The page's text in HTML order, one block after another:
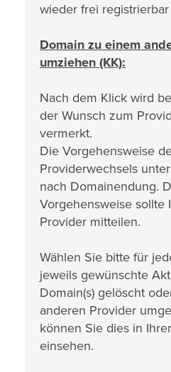
wieder frei
Domain zu einem
umziehen (KK):
Nach dem Klick wird
der Wunsch zum
vermerkt.
Die Vorgehensweise
Providerwechsels
nach Domainendung.
Vorgehensweise sollte
Provider mitteilen.
Wählen Sie bitte für
jeweils gewünschte
Domain(s) gelöscht
anderen Provider
können Sie dies in
einsehen.